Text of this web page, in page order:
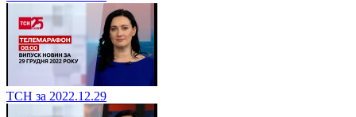
ТСН за 2022.12.29